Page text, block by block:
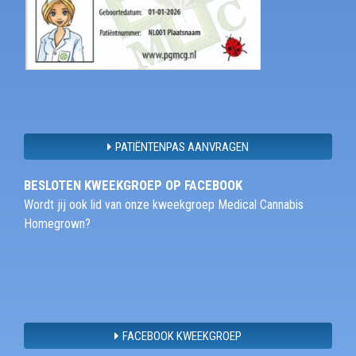
PATIËNTENPAS AANVRAGEN
BESLOTEN KWEEKGROEP OP FACEBOOK
Wordt jij ook lid van onze kweekgroep Medical Cannabis
Homegrown?
FACEBOOK KWEEKGROEP